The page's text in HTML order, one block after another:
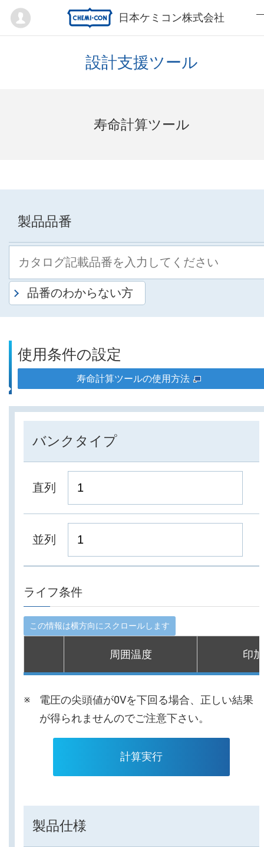
日本ケミコン株式会社
Mypage
設計支援ツール
寿命計算ツール
製品品番
品番のわからない方
使用条件の設定
寿命計算ツールの使用方法
バンクタイプ
直列
並列
ライフ条件
周囲温度 印
電圧の尖頭値が0Vを下回る場合、正しい結果
が得られませんのでご注意下さい。
計算実行
製品仕様